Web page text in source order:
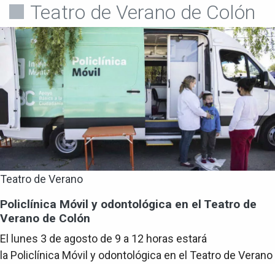
Teatro de Verano de Colón
Teatro de Verano
Policlínica Móvil y odontológica en el Teatro de
Verano de Colón
El lunes 3 de agosto de 9 a 12 horas estará
la Policlínica Móvil y odontológica en el Teatro de Verano